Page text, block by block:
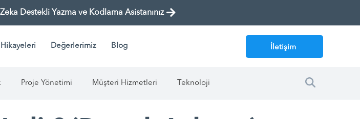
Destekli Yazma ve Kodlama Asistanınız
Hikayeleri Değerlerimiz Blog İletişim
Proje Yönetimi Müşteri Hizmetleri Teknoloji